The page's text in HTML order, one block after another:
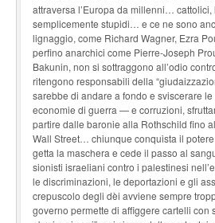
attraversa l’Europa da millenni… cattolici,
semplicemente stupidi… e ce ne sono
lignaggio, come Richard Wagner, Ezra
perfino anarchici come Pierre-Joseph
Bakunin, non si sottraggono all’odio
ritengono responsabili della
sarebbe di andare a fondo e sviscerare
economie di guerra — e corruzioni,
partire dalle baronie alla Rothschild fino
Wall Street… chiunque conquista il
getta la maschera e cede il passo al
sionisti israeliani contro i palestinesi
le discriminazioni, le deportazioni e gli
crepuscolo degli dèi avviene sempre
governo permette di affiggere cartelli con